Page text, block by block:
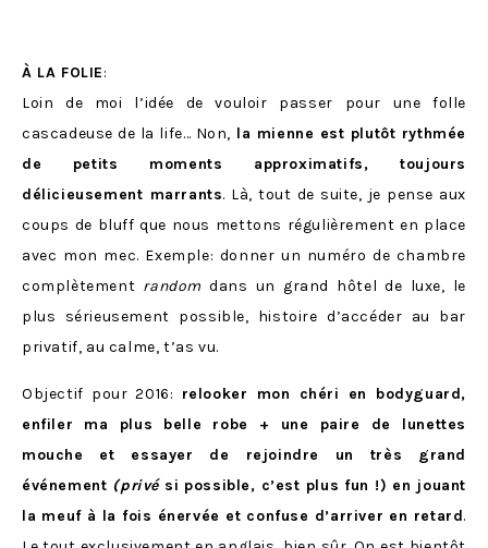
À LA FOLIE:
Loin de moi l’idée de vouloir passer pour une folle
cascadeuse de la life… Non, la mienne est plutôt rythmée
de petits moments approximatifs, toujours
délicieusement marrants. Là, tout de suite, je pense aux
coups de bluff que nous mettons régulièrement en place
avec mon mec. Exemple: donner un numéro de chambre
complètement random dans un grand hôtel de luxe, le
plus sérieusement possible, histoire d’accéder au bar
privatif, au calme, t’as vu.
Objectif pour 2016: relooker mon chéri en bodyguard,
enfiler ma plus belle robe + une paire de lunettes
mouche et essayer de rejoindre un très grand
événement (privési possible, c’est plus fun !) en jouant
la meuf à la fois énervée et confuse d’arriver en retard.